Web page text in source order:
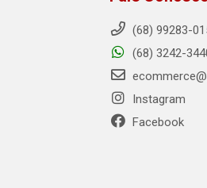
(68) 99283-
(68) 3242-
Instagram
Facebook